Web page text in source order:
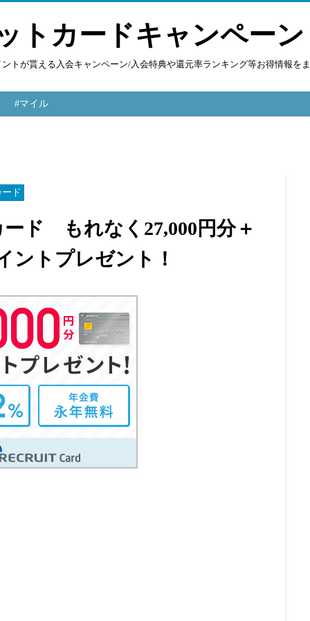
トカードキャンペーン
トが貰える入会キャンペーン/入会特典や還元率ランキング等お得情報を
#マイル
ド
ード もれなく27,000円分＋
ントプレゼント！